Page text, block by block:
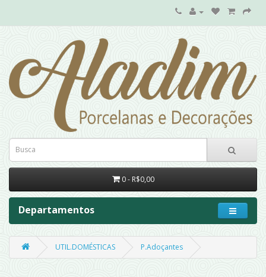
0 - R$0,00
Departamentos
UTIL.DOMÉSTICAS P.Adoçantes